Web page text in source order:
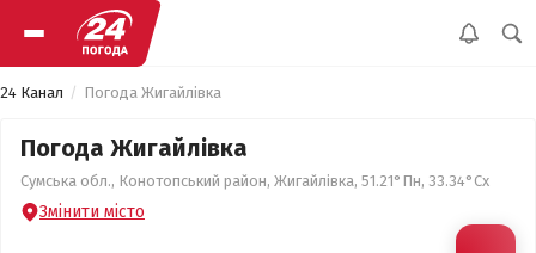
24 Канал Погода Жигайлівка
Погода Жигайлівка
Сумська обл., Конотопський район, Жигайлівка, 51.21°Пн, 33.34°Сх
Змінити місто